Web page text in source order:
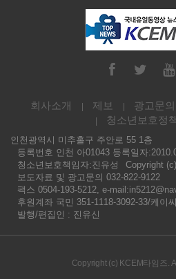
회사소개 제보 광고문의
청소년보호정
인천광역시 미추홀구 주안로 55 1층
등록번호 인천 아01043 등록일자
청소년보호책임자:진유성
Copyright
보도자료 및 광고문의 032-822-9122
팩스 0504-193-5212, e-
후원계좌 국민 351-1118-3092-33/케이
발행/편집인 : 진유신
Copyright (c) KCEM타임즈.